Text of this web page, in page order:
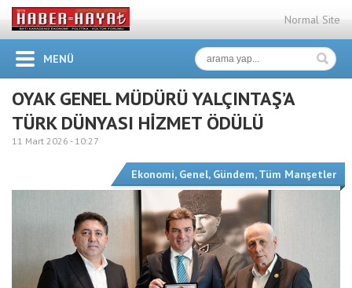
Normal Site
MENÜ
OYAK GENEL MÜDÜRÜ YALÇINTAŞ’A
TÜRK DÜNYASI HİZMET ÖDÜLÜ
11 Mart 2026 - 10:27
Ekonomi, Genel, Gündem,Tüm Manşetler